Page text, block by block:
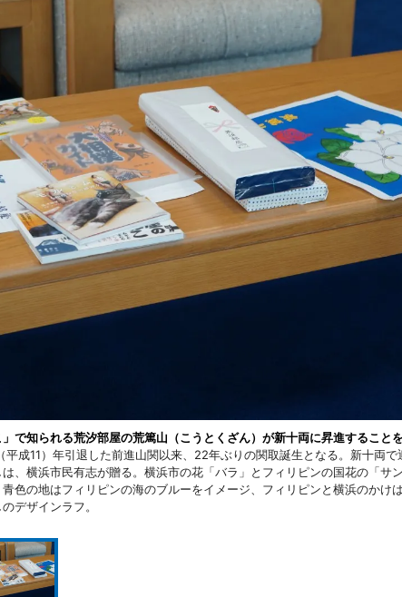
で知られる荒汐部屋の荒篤山（こうとくざん）が新十両に昇進すること
成11）年引退した前進山関以来、22年ぶりの関取誕生となる。新十両
、横浜市民有志が贈る。横浜市の花「バラ」とフィリピンの国花の「サ
色の地はフィリピンの海のブルーをイメージ、フィリピンと横浜のかけ
デザインラフ。